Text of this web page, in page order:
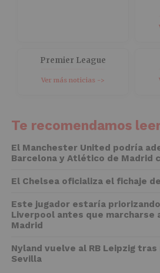
Premier League
Ver más noticias ->
Te recomendamos
El Manchester United podría
Barcelona y Atlético de Madrid
El Chelsea oficializa el fichaje
Este jugador estaría
Liverpool antes que marcharse
Madrid
Nyland vuelve al RB Leipzig
Sevilla